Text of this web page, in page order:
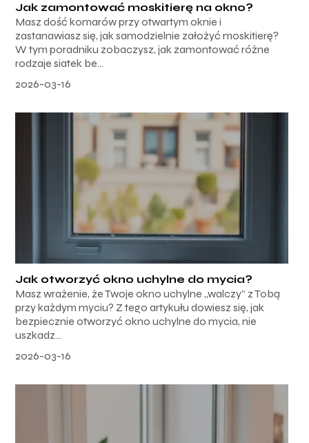
Jak zamontować moskitierę na okno?
Masz dość komarów przy otwartym oknie i
zastanawiasz się, jak samodzielnie założyć moskitierę?
W tym poradniku zobaczysz, jak zamontować różne
rodzaje siatek be...
2026-03-16
Jak otworzyć okno uchylne do mycia?
Masz wrażenie, że Twoje okno uchylne „walczy” z Tobą
przy każdym myciu? Z tego artykułu dowiesz się, jak
bezpiecznie otworzyć okno uchylne do mycia, nie
uszkadz...
2026-03-16